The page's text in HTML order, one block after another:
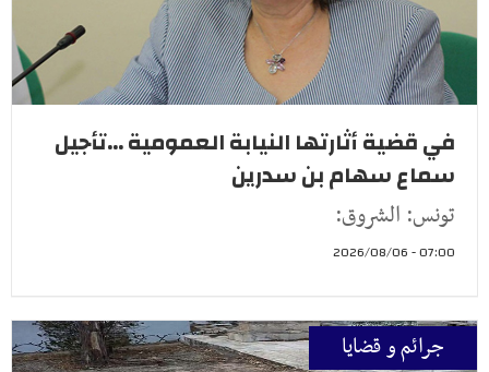
في قضية أثارتها النيابة العمومية ...تأجيل
سماع سهام بن سدرين
تونس: الشروق:
07:00 - 2026/08/06
جرائم و قضايا